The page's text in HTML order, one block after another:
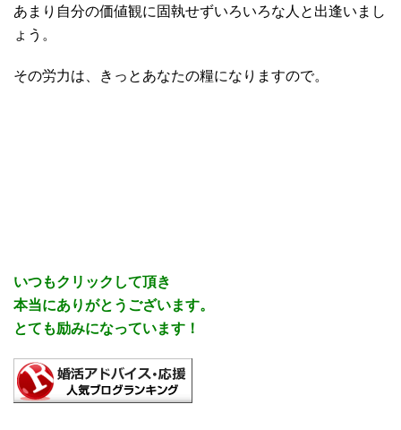
あまり自分の価値観に固執せずいろいろな人と出逢いまし
ょう。
その労力は、きっとあなたの糧になりますので。
いつもクリックして頂き
本当にありがとうございます。
とても励みになっています！